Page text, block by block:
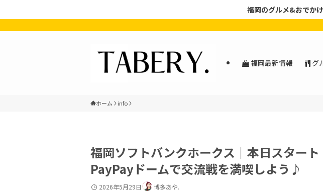
福岡のグルメ&おでか
福岡最新情報 グ
ホーム info
福岡ソフトバンクホークス｜本日スター
PayPayドームで交流戦を満喫しよう♪
2026年5月29日 博多あや.